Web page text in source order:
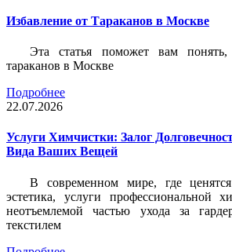
Избавление от Тараканов в Москве
Эта статья поможет вам понять,
тараканов в Москве
Подробнее
22.07.2026
Услуги Химчистки: Залог
Вида Ваших Вещей
В современном мире, где
эстетика, услуги профессиональной
неотъемлемой частью ухода за
текстилем